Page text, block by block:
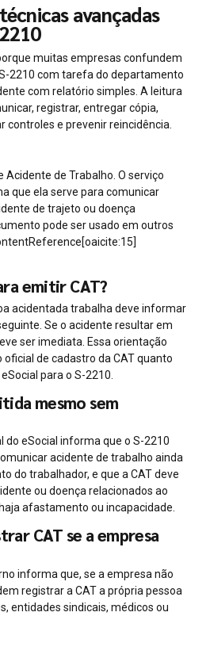
avançadas
muitas empresas confundem
2210 com tarefa do departamento
com relatório simples. A leitura
registrar, entregar cópia,
controles e prevenir reincidência.
Acidente de Trabalho. O serviço
que ela serve para comunicar
de trajeto ou doença
pode ser usado em outros
emitir CAT?
acidentada trabalha deve informar
Se o acidente resultar em
ser imediata. Essa orientação
de cadastro da CAT quanto
para o S-2210.
mesmo sem
do eSocial informa que o S-2210
acidente de trabalho ainda
do trabalhador, e que a CAT deve
ou doença relacionados ao
afastamento ou incapacidade.
CAT se a empresa
informa que, se a empresa não
registrar a CAT a própria pessoa
entidades sindicais, médicos ou